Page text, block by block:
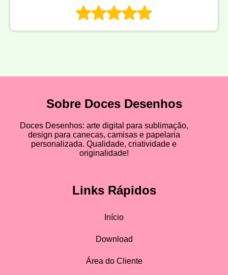
Sobre Doces Desenhos
Doces Desenhos: arte digital para sublimação,
design para canecas, camisas e papelaria
personalizada. Qualidade, criatividade e
originalidade!
Links Rápidos
Início
Download
Área do Cliente